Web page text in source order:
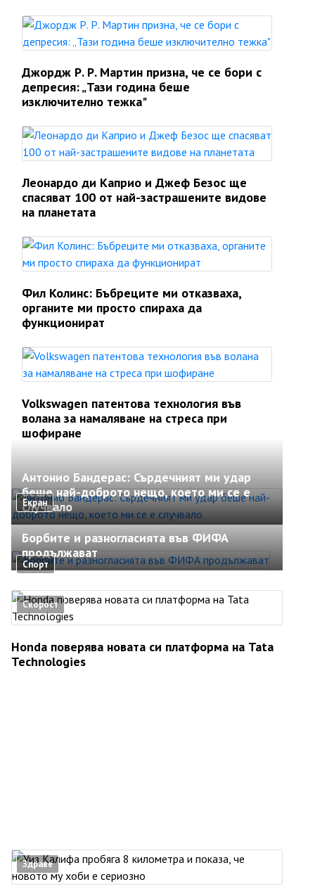
Джордж Р. Р. Мартин призна, че се бори с
депресия: „Тази година беше
изключително тежка"
Леонардо ди Каприо и Джеф Безос ще
спасяват 100 от най-застрашените видове
на планетата
Фил Колинс: Бъбреците ми отказваха,
органите ми просто спираха да
функционират
Volkswagen патентова технология във
волана за намаляване на стреса при
шофиране
Екран
Антонио Бандерас: Сърдечният ми удар
беше най-доброто нещо, което ми се е
случвало
Спорт
Борбите и разногласията във ФИФА
продължават
Скорост
Honda поверява новата си платформа на Tata
Technologies
Здраве